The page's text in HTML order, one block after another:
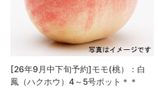
[26年9月中下旬予約]モモ(桃）：白
鳳（ハクホウ）4～5号ポット＊＊